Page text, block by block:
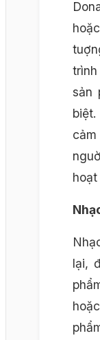
sản
hoạt
lại,